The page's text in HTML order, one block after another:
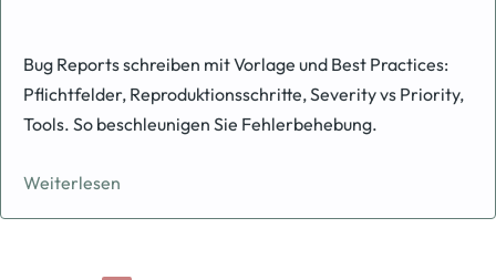
Bug Reports schreiben mit Vorlage und Best Practices:
Pflichtfelder, Reproduktionsschritte, Severity vs Priority,
Tools. So beschleunigen Sie Fehlerbehebung.
Weiterlesen